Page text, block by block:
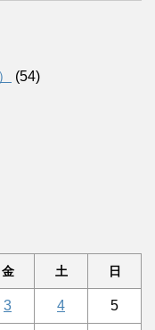
(54)
金 土 日
3 4 5